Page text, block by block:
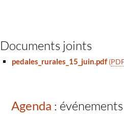
Documents joints
pedales_rurales_15_juin.pdf (
Agenda :